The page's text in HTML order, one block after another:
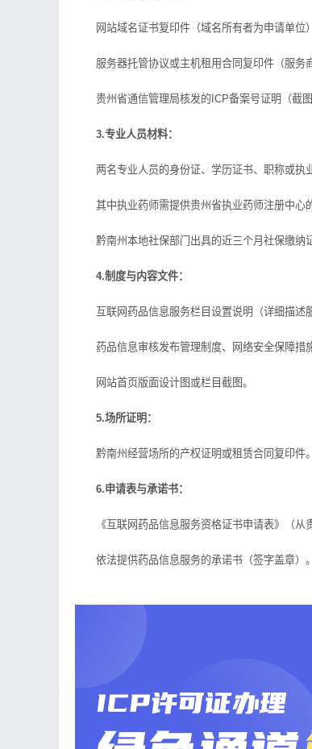
网站域名证书复印件（域名所有者为申请单位）
服务器托管协议或主机租用合同复印件（服务
贵州省通信管理局核发的ICP备案号证明（截图
3.专业人员材料：
两名专业人员的身份证、学历证书、职称或执业
其中执业药师需提供贵州省执业药师注册中心的
黔南州本地社保部门出具的近三个月社保缴纳证
4.制度与内容文件：
互联网药品信息服务栏目设置说明（详细描述服
药品信息审核发布管理制度、网络安全保障措施
网站首页版面设计图或栏目截图。
5.场所证明：
黔南州经营场所的产权证明或租赁合同复印件。
6.申请表与承诺书：
《互联网药品信息服务资格证书申请表》（从
依法提供药品信息服务的承诺书（签字盖章）。